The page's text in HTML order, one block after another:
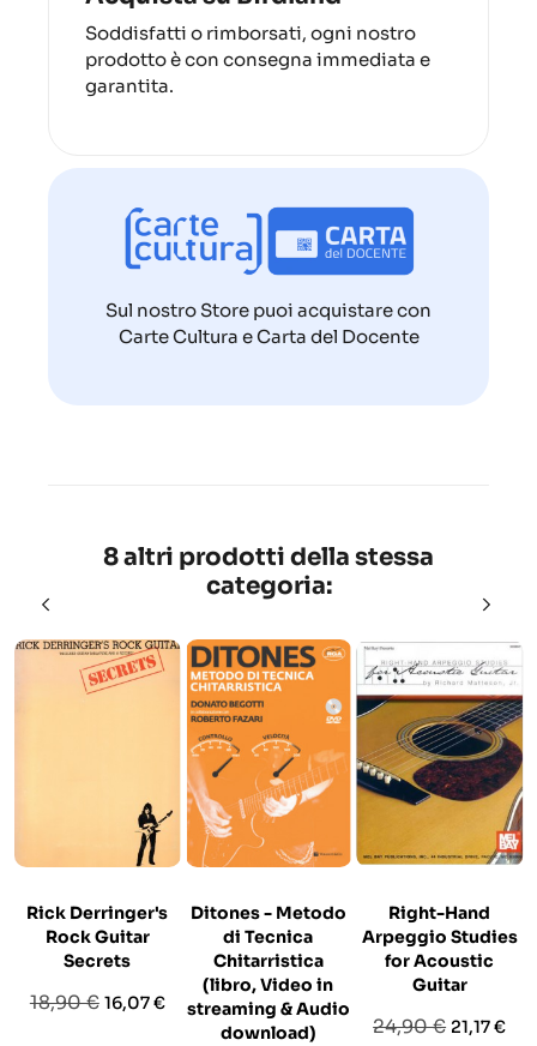
Soddisfatti o rimborsati, ogni nostro
prodotto è con consegna immediata e
garantita.
Sul nostro Store puoi acquistare con
Carte Cultura e Carta del Docente
8 altri prodotti della stessa
categoria:
Rick Derringer's
Rock Guitar
Secrets
Prezzo
18,90 € Prezzo
16,07 €
Ditones - Metodo
di Tecnica
Chitarristica
(libro, Video in
streaming & Audio
download)
Right-Hand
Arpeggio Studies
for Acoustic
Guitar
Prezzo
24,90 € Prezzo
21,17 €